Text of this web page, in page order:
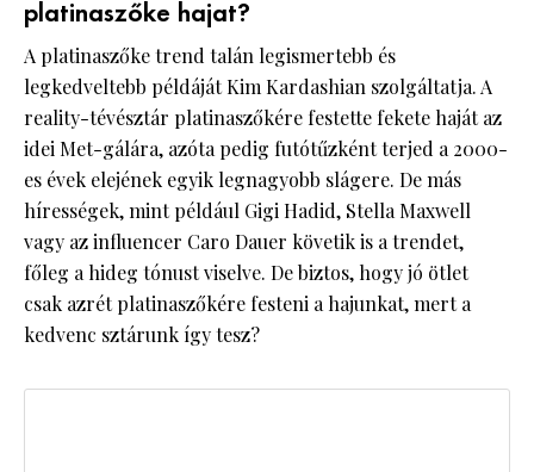
platinaszőke hajat?
A platinaszőke trend talán legismertebb és
legkedveltebb példáját Kim Kardashian szolgáltatja. A
reality-tévésztár platinaszőkére festette fekete haját az
idei Met-gálára, azóta pedig futótűzként terjed a 2000-
es évek elejének egyik legnagyobb slágere. De más
hírességek, mint például Gigi Hadid, Stella Maxwell
vagy az influencer Caro Dauer követik is a trendet,
főleg a hideg tónust viselve. De biztos, hogy jó ötlet
csak azrét platinaszőkére festeni a hajunkat, mert a
kedvenc sztárunk így tesz?